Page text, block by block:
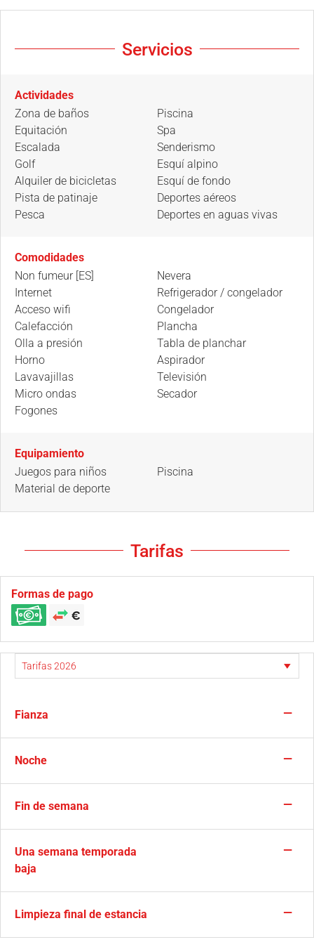
Servicios
Actividades
Zona de baños
Equitación
Escalada
Golf
Alquiler de bicicletas
Pista de patinaje
Pesca
Piscina
Spa
Senderismo
Esquí alpino
Esquí de fondo
Deportes aéreos
Deportes en aguas vivas
Comodidades
Non fumeur [ES]
Internet
Acceso wifi
Calefacción
Olla a presión
Horno
Lavavajillas
Micro ondas
Fogones
Nevera
Refrigerador / congelador
Congelador
Plancha
Tabla de planchar
Aspirador
Televisión
Secador
Equipamiento
Juegos para niños
Material de deporte
Piscina
Tarifas
Formas de pago
Fianza —
Noche —
Fin de semana —
Una semana temporada
baja
—
Limpieza final de estancia —